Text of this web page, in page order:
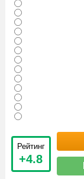
Рейтинг
+4.8